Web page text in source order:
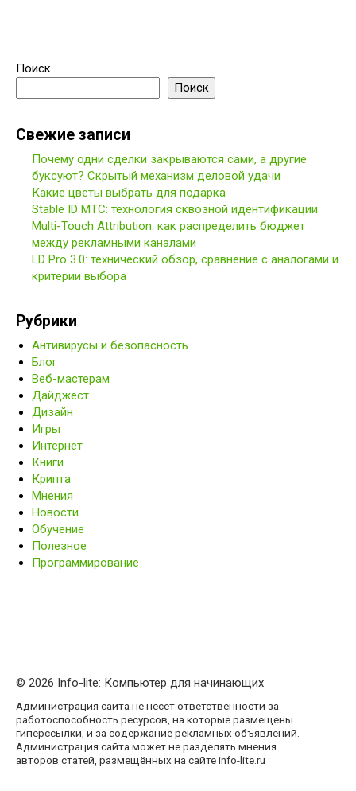
Поиск
Поиск
Свежие записи
Почему одни сделки закрываются сами, а другие
буксуют? Скрытый механизм деловой удачи
Какие цветы выбрать для подарка
Stable ID МТС: технология сквозной идентификации
Multi-Touch Attribution: как распределить бюджет
между рекламными каналами
LD Pro 3.0: технический обзор, сравнение с аналогами и
критерии выбора
Рубрики
Антивирусы и безопасность
Блог
Веб-мастерам
Дайджест
Дизайн
Игры
Интернет
Книги
Крипта
Мнения
Новости
Обучение
Полезное
Программирование
© 2026 Info-lite: Компьютер для начинающих
Администрация сайта не несет ответственности за
работоспособность ресурсов, на которые размещены
гиперссылки, и за содержание рекламных объявлений.
Администрация сайта может не разделять мнения
авторов статей, размещённых на сайте info-lite.ru